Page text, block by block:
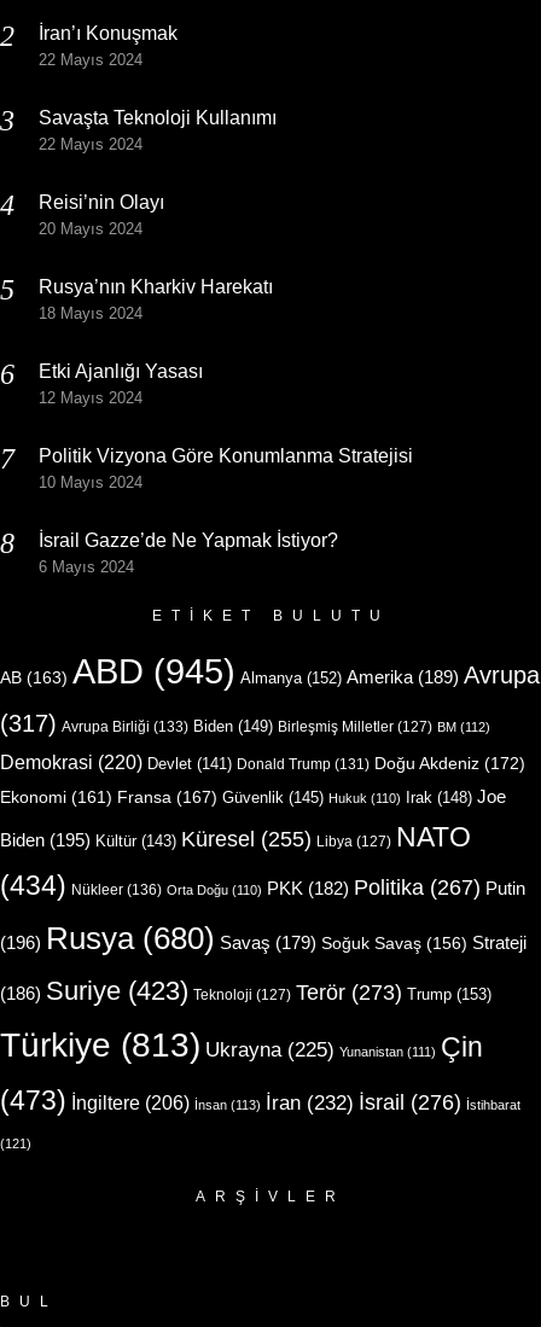
İran’ı Konuşmak
22 Mayıs 2024
Savaşta Teknoloji Kullanımı
22 Mayıs 2024
Reisi’nin Olayı
20 Mayıs 2024
Rusya’nın Kharkiv Harekatı
18 Mayıs 2024
Etki Ajanlığı Yasası
12 Mayıs 2024
Politik Vizyona Göre Konumlanma Stratejisi
10 Mayıs 2024
İsrail Gazze’de Ne Yapmak İstiyor?
6 Mayıs 2024
ETIKET BULUTU
AB (163) ABD (945) Almanya (152) Amerika (189) Avrupa
(317) Avrupa Birliği (133) Biden (149) Birleşmiş Milletler (127) BM (112)
Demokrasi (220) Devlet (141) Donald Trump (131) Doğu Akdeniz (172)
Ekonomi (161) Fransa (167) Güvenlik (145) Hukuk (110) Irak (148) Joe
Biden (195) Kültür(143) Küresel (255) Libya (127) NATO
(434) Nükleer (136) Orta Doğu (110) PKK (182) Politika (267) Putin
(196) Rusya(680) Savaş (179) Soğuk Savaş (156) Strateji
(186) Suriye (423) Teknoloji (127) Terör (273) Trump (153)
Türkiye (813) Ukrayna (225) Yunanistan (111) Çin
(473) İngiltere (206) İnsan (113) İran (232) İsrail (276) İstihbarat
(121)
ARŞIVLER
BUL